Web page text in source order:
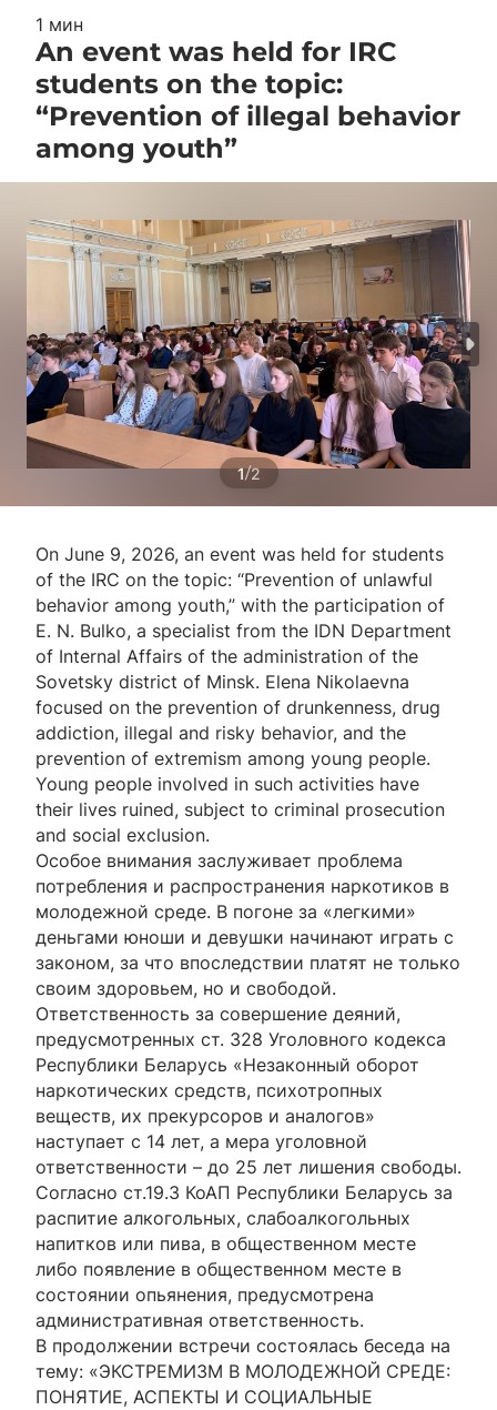
1 мин
An event was held for IRC
students on the topic:
“Prevention of illegal behavior
among youth”
1/2
On June 9, 2026, an event was held for students
of the IRC on the topic: “Prevention of unlawful
behavior among youth,” with the participation of
E. N. Bulko, a specialist from the IDN Department
of Internal Affairs of the administration of the
Sovetsky district of Minsk. Elena Nikolaevna
focused on the prevention of drunkenness, drug
addiction, illegal and risky behavior, and the
prevention of extremism among young people.
Young people involved in such activities have
their lives ruined, subject to criminal prosecution
and social exclusion.
Особое внимания заслуживает проблема
потребления и распространения наркотиков в
молодежной среде. В погоне за «легкими»
деньгами юноши и девушки начинают играть с
законом, за что впоследствии платят не только
своим здоровьем, но и свободой.
Ответственность за совершение деяний,
предусмотренных ст. 328 Уголовного кодекса
Республики Беларусь «Незаконный оборот
наркотических средств, психотропных
веществ, их прекурсоров и аналогов»
наступает с 14 лет, а мера уголовной
ответственности – до 25 лет лишения свободы.
Согласно ст.19.3 КоАП Республики Беларусь за
распитие алкогольных, слабоалкогольных
напитков или пива, в общественном месте
либо появление в общественном месте в
состоянии опьянения, предусмотрена
административная ответственность.
В продолжении встречи состоялась беседа на
тему: «ЭКСТРЕМИЗМ В МОЛОДЕЖНОЙ СРЕДЕ:
ПОНЯТИЕ, АСПЕКТЫ И СОЦИАЛЬНЫЕ